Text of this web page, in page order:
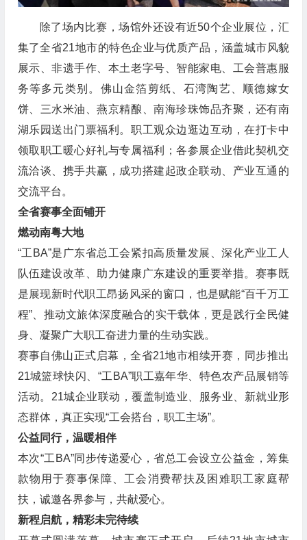
除了场内比赛，场馆外还设有近50个企业展位，汇
集了全省21地市的特色企业与优质产品，涵盖城市风貌
展示、非遗手作、本土老字号、智能家电、工会普惠服
务等多元类别。佛山金箔剪纸、石湾陶艺、顺德嫁女
饼、三水米油、燕京精酿、南海珍珠饰品齐聚，还有南
湖乐园送出门票福利。职工观众边逛边互动，在打卡中
领取职工暖心好礼与专属福利；各参展企业借此契机交
流洽谈、携手共赢，成功搭建起政企联动、产业互通的
交流平台。
全省赛事全面铺开
燃动南粤大地
“工BA”是广东省总工会紧扣高质量发展、深化产业工人
队伍建设改革、助力健康广东建设的重要举措。赛事既
是展现新时代职工昂扬风采的窗口，也是赋能“百千万工
程”、推动文旅体深度融合的实干载体，更是践行全民健
身、凝聚广大职工奋进力量的生动实践。
赛事自佛山正式启幕，全省21地市相续开赛，同步推出
21城篮球快闪、“工BA”职工嘉年华、特色农产品展销等
活动。21城企业联动，覆盖制造业、服务业、新就业形
态群体，真正实现“工会搭台，职工主场”。
公益同行，温暖相伴
本次“工BA”同步传递爱心，省总工会设立公益金，筹集
款物用于赛事保障、工会消费帮扶及困难职工家庭帮
扶，诚邀各界参与，共献爱心。
新程启航，精彩未完待续